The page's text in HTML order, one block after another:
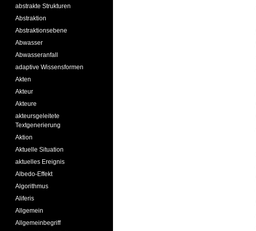
abstrakte Strukturen
Abstraktion
Abstraktionsebene
Abwasser
Abwasseranfall
adaptive Wissensformen
Akten
Akteur
Akteure
akteursgeleitete
Textgenerierung
Aktion
Aktuelle Situation
aktuelles Ereignis
Albedo-Effekt
Algorithmus
Aliferis
Allgemein
Allgemeinbegriff